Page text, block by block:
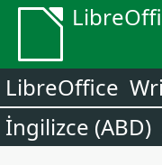
LibreOffice
İngilizce (ABD)